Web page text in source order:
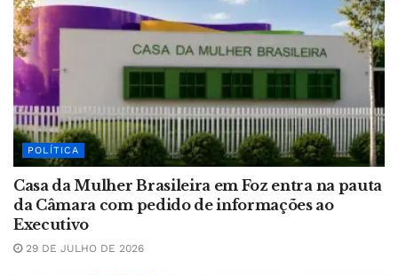
POLÍTICA
Casa da Mulher Brasileira em Foz entra na pauta
da Câmara com pedido de informações ao
Executivo
29 DE JULHO DE 2026